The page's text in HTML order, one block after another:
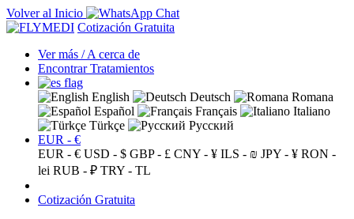
Volver al Inicio
Cotización Gratuita
Ver más / A cerca de
Encontrar Tratamientos
English Deutsch
Romana
Español
Français
Italiano
Türkçe
Русский
EUR - €
EUR - € USD - $ GBP - £ CNY - ¥ ILS - ₪ JPY - ¥ RON -
lei RUB - ₽ TRY - TL
Cotización Gratuita